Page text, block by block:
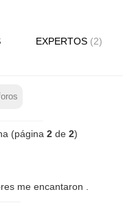
EXPERTOS (2)
(página 2de 2)
me encantaron .